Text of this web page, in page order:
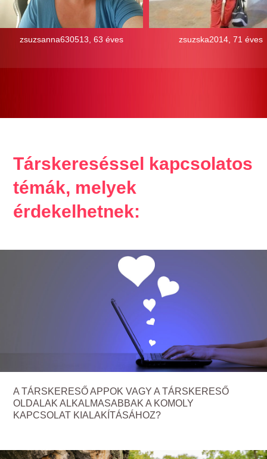
zsuzsanna630513, 63 éves zsuzska2014, 71 éves
Társkereséssel kapcsolatos
témák, melyek
érdekelhetnek:
A TÁRSKERESŐ APPOK VAGY A TÁRSKERESŐ
OLDALAK ALKALMASABBAK A KOMOLY
KAPCSOLAT KIALAKÍTÁSÁHOZ?